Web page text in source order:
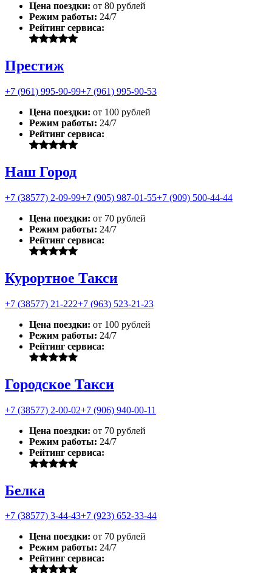
Цена поездки: от 80 рублей
Режим работы: 24/7
Рейтинг сервиса:
Престиж
+7 (961) 995-90-99+7 (961) 995-90-53
Цена поездки: от 100 рублей
Режим работы: 24/7
Рейтинг сервиса:
Наш Город
+7 (38577) 2-09-99+7 (905) 987-01-55+7 (909) 500-44-44
Цена поездки: от 70 рублей
Режим работы: 24/7
Рейтинг сервиса:
Курортное Такси
+7 (38577) 21-222+7 (963) 523-21-23
Цена поездки: от 100 рублей
Режим работы: 24/7
Рейтинг сервиса:
Городское Такси
+7 (38577) 2-00-02+7 (906) 940-00-11
Цена поездки: от 70 рублей
Режим работы: 24/7
Рейтинг сервиса:
Белка
+7 (38577) 3-44-43+7 (923) 652-33-44
Цена поездки: от 70 рублей
Режим работы: 24/7
Рейтинг сервиса: